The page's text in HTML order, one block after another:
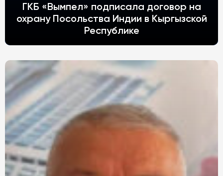
ГКБ «Вымпел» подписала договор на
охрану Посольства Индии в Кыргызской
Республике